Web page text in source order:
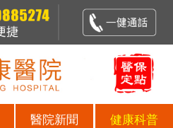
醫院新聞 健康科普